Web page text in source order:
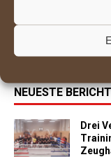
den
NEUESTE
Drei